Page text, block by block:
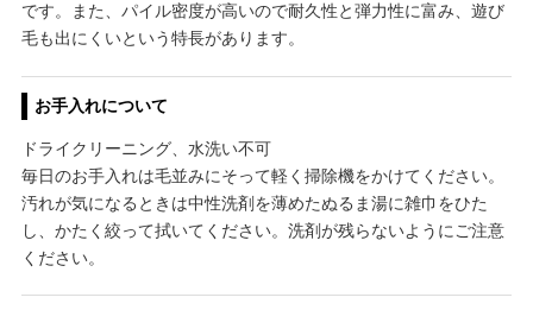
です。また、パイル密度が高いので耐久性と弾力性に富み、遊び
毛も出にくいという特長があります。
お手入れについて
ドライクリーニング、水洗い不可
毎日のお手入れは毛並みにそって軽く掃除機をかけてください。
汚れが気になるときは中性洗剤を薄めたぬるま湯に雑巾をひた
し、かたく絞って拭いてください。洗剤が残らないようにご注意
ください。